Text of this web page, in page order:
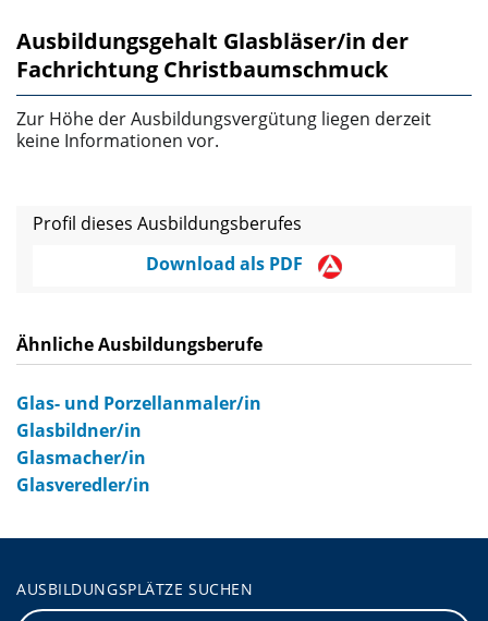
Ausbildungsgehalt Glasbläser/in der
Fachrichtung Christbaumschmuck
Zur Höhe der Ausbildungsvergütung liegen derzeit
keine Informationen vor.
Profil dieses Ausbildungsberufes
Download als PDF
Ähnliche Ausbildungsberufe
Glas- und Porzellanmaler/in
Glasbildner/in
Glasmacher/in
Glasveredler/in
AUSBILDUNGSPLÄTZE SUCHEN